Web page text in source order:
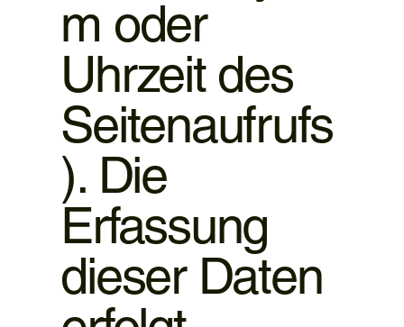
m oder
Uhrzeit des
Seitenaufrufs
). Die
Erfassung
dieser Daten